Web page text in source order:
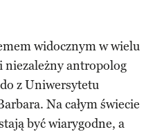
widocznym w wielu
niezależny antropolog
z Uniwersytetu
Na całym świecie
być wiarygodne, a